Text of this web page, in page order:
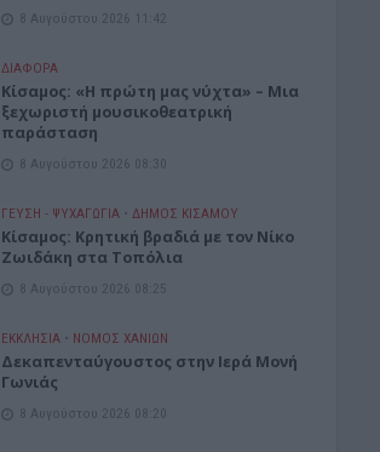
8 Αυγούστου 2026 11:42
ΔΙΆΦΟΡΑ
Κίσαμος: «Η πρώτη μας νύχτα» – Μια
ξεχωριστή μουσικοθεατρική
παράσταση
8 Αυγούστου 2026 08:30
ΓΕΎΣΗ - ΨΥΧΑΓΩΓΊΑ • ΔΉΜΟΣ ΚΙΣΆΜΟΥ
Kίσαμος: Κρητική βραδιά με τον Νίκο
Ζωιδάκη στα Τοπόλια
8 Αυγούστου 2026 08:25
ΕΚΚΛΗΣΙΑ • ΝΟΜΌΣ ΧΑΝΊΩΝ
Δεκαπενταύγουστος στην Ιερά Μονή
Γωνιάς
8 Αυγούστου 2026 08:20